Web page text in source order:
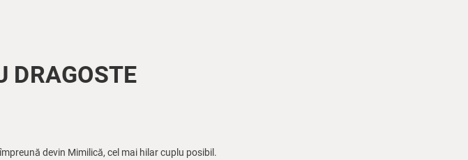
DRAGOSTE
devin Mimilică, cel mai hilar cuplu posibil.